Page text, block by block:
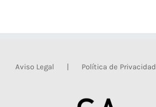
Aviso Legal Política de Privacidad